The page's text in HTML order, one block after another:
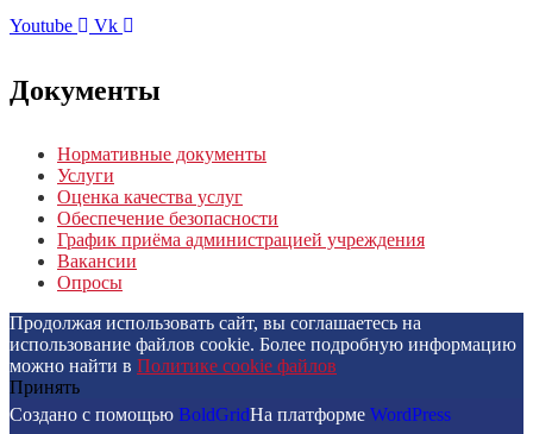
Youtube Vk
Документы
Нормативные документы
Услуги
Оценка качества услуг
Обеспечение безопасности
График приёма администрацией учреждения
Вакансии
Опросы
Продолжая использовать сайт, вы соглашаетесь на
использование файлов cookie. Более подробную информацию
можно найти в Политике cookie файлов
Принять
Создано с помощью BoldGridНа платформе WordPress